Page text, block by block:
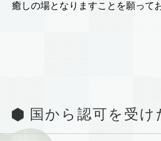
癒しの場となりますことを願って
国から認可を受け